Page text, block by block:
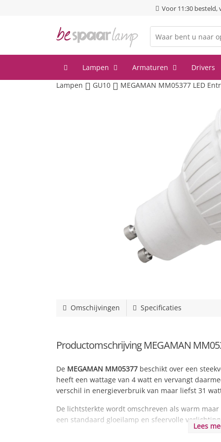
Voor 11:30 besteld,
Lampen Armaturen Drivers
Lampen
GU10 MEGAMAN MM05377 LED
Omschijvingen Specificaties
Productomschrijving MEGAMAN
De MEGAMAN MM05377 beschikt over een
heeft een wattage van 4 watt en vervangt
verschil in energieverbruik van maar liefst 31
De lichtsterkte wordt omschreven als warm
een standaard gloeilamp en sfeervolle verlichting.
Lees